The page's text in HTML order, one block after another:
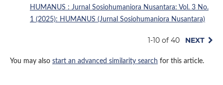
HUMANUS : Jurnal Sosiohumaniora Nusantara: Vol. 3 No.
1 (2025): HUMANUS (Jurnal Sosiohumaniora Nusantara)
1-10 of 40 NEXT
You may also start an advanced similarity search for this article.